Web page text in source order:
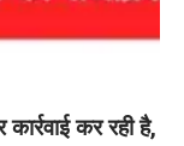
कर रही है,